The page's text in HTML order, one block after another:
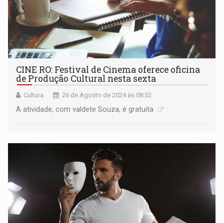
CINE RO: Festival de Cinema oferece oficina
de Produção Cultural nesta sexta
Cultura 26 de Agosto de 2024 às 08:32
A atividade, com valdete Souza, é gratuita